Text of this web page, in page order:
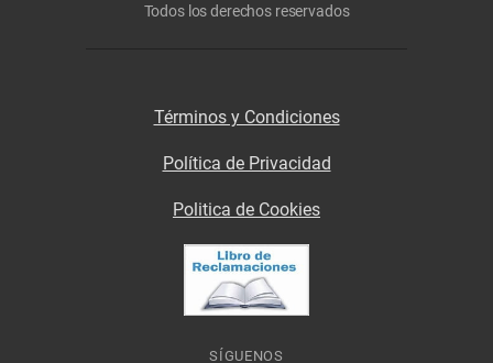
Todos los derechos reservados
Términos y Condiciones
Política de Privacidad
Politica de Cookies
SÍGUENOS